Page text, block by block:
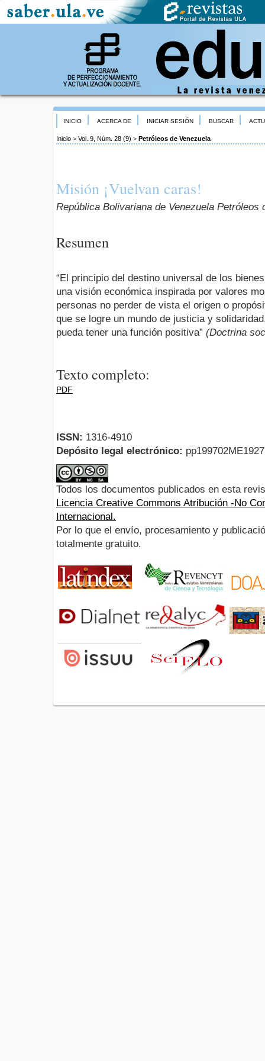
INICIO ACERCA DE INICIAR SESIÓN BUSCAR
Inicio > Vol. 9, Núm. 28 (9) > Petróleos de Venezuela
Misión ¡Vuelvan caras!
República Bolivariana de Venezuela Petróleos
Resumen
“El principio del destino universal de los
una visión económica inspirada por valores
personas no perder de vista el origen o
que se logre un mundo de justicia y
pueda tener una función positiva” (Doctrina
Texto completo:
PDF
ISSN: 1316-4910
Depósito legal electrónico:
Todos los documentos publicados en esta
Licencia Creative Commons Atribución -No
Internacional.
Por lo que el envío, procesamiento y
totalmente gratuito.